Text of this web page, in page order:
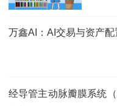
万鑫AI：AI交易与资产
经导管主动脉瓣膜系统